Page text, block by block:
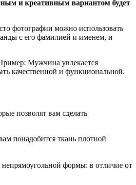
и креативным вариантом будет
фотографии можно использовать
с его фамилией и именем, и
Мужчина увлекается
качественной и функциональной.
позволят вам сделать
понадобится ткань плотной
непрямоугольной формы: в отличие от